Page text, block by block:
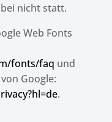
nicht statt.
Web Fonts
fonts/faq und
Google:
.